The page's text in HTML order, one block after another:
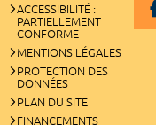
ACCESSIBILITÉ :
PARTIELLEMENT
CONFORME
MENTIONS LÉGALES
PROTECTION DES
DONNÉES
PLAN DU SITE
FINANCEMENTS